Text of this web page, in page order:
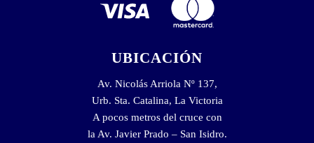
UBICACIÓN
Av. Nicolás Arriola Nº 137,
Urb. Sta. Catalina, La Victoria
A pocos metros del cruce con
la Av. Javier Prado – San Isidro.